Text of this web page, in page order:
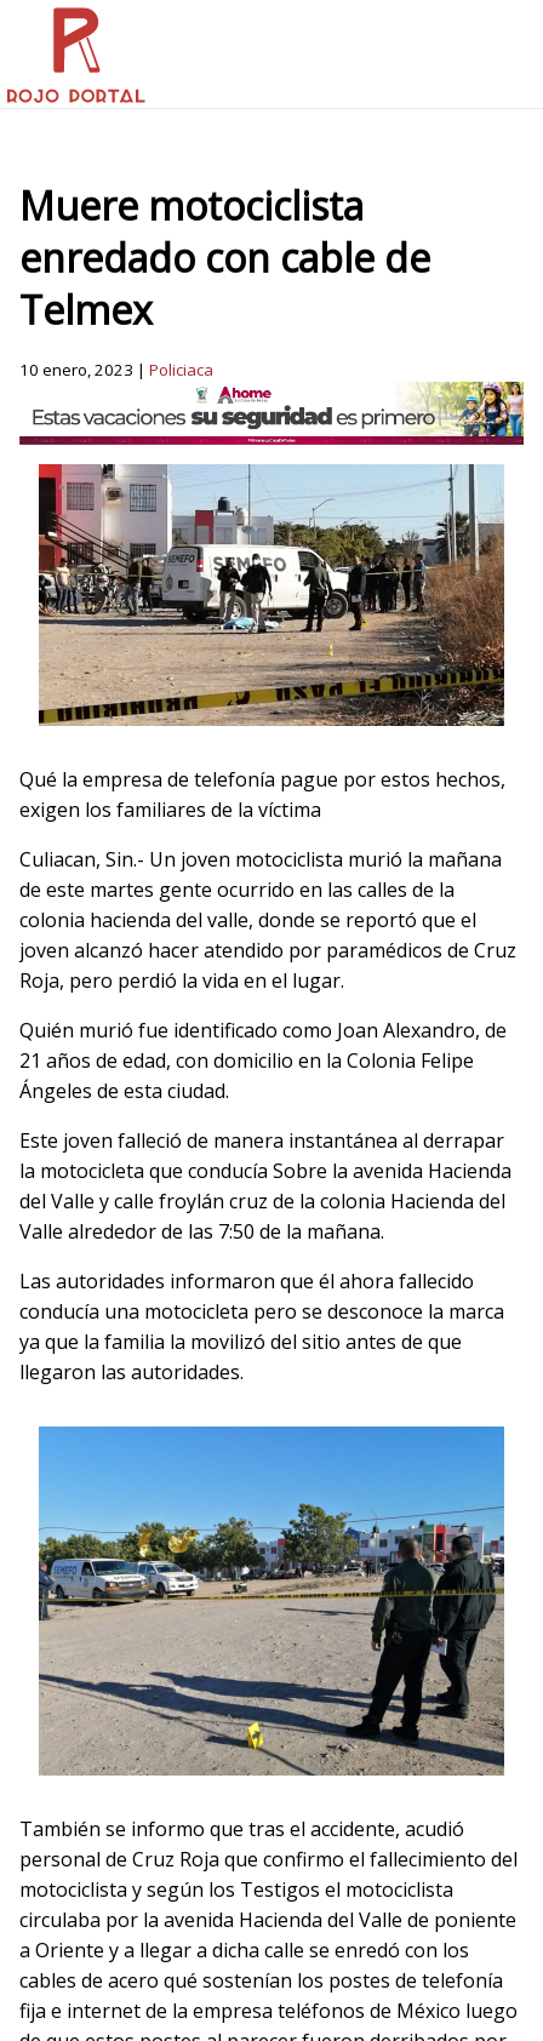
Muere motociclista
enredado con cable de
Telmex
10 enero, 2023 | Policiaca
Qué la empresa de telefonía pague por estos hechos,
exigen los familiares de la víctima
Culiacan, Sin.- Un joven motociclista murió la mañana
de este martes gente ocurrido en las calles de la
colonia hacienda del valle, donde se reportó que el
joven alcanzó hacer atendido por paramédicos de Cruz
Roja, pero perdió la vida en el lugar.
Quién murió fue identificado como Joan Alexandro, de
21 años de edad, con domicilio en la Colonia Felipe
Ángeles de esta ciudad.
Este joven falleció de manera instantánea al derrapar
la motocicleta que conducía Sobre la avenida Hacienda
del Valle y calle froylán cruz de la colonia Hacienda del
Valle alrededor de las 7:50 de la mañana.
Las autoridades informaron que él ahora fallecido
conducía una motocicleta pero se desconoce la marca
ya que la familia la movilizó del sitio antes de que
llegaron las autoridades.
También se informo que tras el accidente, acudió
personal de Cruz Roja que confirmo el fallecimiento del
motociclista y según los Testigos el motociclista
circulaba por la avenida Hacienda del Valle de poniente
a Oriente y a llegar a dicha calle se enredó con los
cables de acero qué sostenían los postes de telefonía
fija e internet de la empresa teléfonos de México luego